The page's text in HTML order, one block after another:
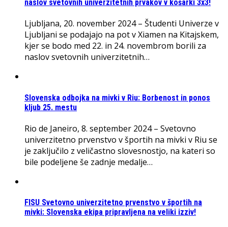
naslov svetovnih univerzitetnih prvakov v košarki 3x3!
Ljubljana, 20. november 2024 – Študenti Univerze v
Ljubljani se podajajo na pot v Xiamen na Kitajskem,
kjer se bodo med 22. in 24. novembrom borili za
naslov svetovnih univerzitetnih…
Slovenska odbojka na mivki v Riu: Borbenost in ponos
kljub 25. mestu
Rio de Janeiro, 8. september 2024 – Svetovno
univerzitetno prvenstvo v športih na mivki v Riu se
je zaključilo z veličastno slovesnostjo, na kateri so
bile podeljene še zadnje medalje…
FISU Svetovno univerzitetno prvenstvo v športih na
mivki: Slovenska ekipa pripravljena na veliki izziv!